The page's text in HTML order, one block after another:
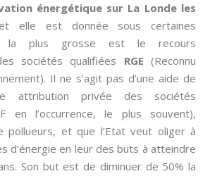
énergétique sur La Londe les
elle est donnée sous certaines
la plus grosse est le recours
sociétés qualifiées RGE (Reconnu
Il ne s’agit pas d’une aide de
attribution privée des sociétés
en l’occurrence, le plus souvent),
pollueurs, et que l’Etat veut oliger à
d’énergie en leur des buts à atteindre
Son but est de diminuer de 50% la